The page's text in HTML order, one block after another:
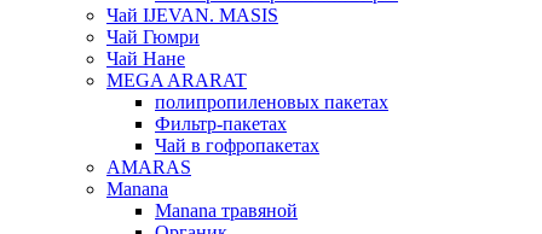
Чай IJEVAN. MASIS
Чай Гюмри
Чай Нане
MEGA ARARAT
полипропиленовых пакетах
Фильтр-пакетах
Чай в гофропакетах
AMARAS
Manana
Manana травяной